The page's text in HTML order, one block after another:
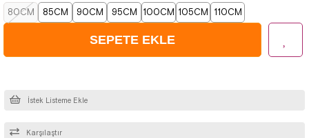
80CM 85CM 90CM 95CM 100CM 105CM 110CM
İstek Listeme Ekle
Karşılaştır